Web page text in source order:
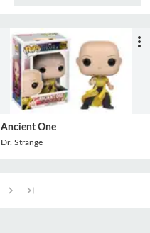
Ancient One
Dr. Strange